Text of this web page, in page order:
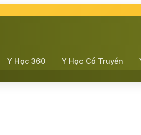
Y Học 360 Y Học Cổ Truyền